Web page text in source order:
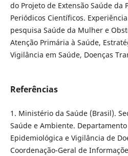
do Projeto de Extensão Saúde da
Periódicos Científicos.
pesquisa Saúde da Mulher e
Atenção Primária à Saúde,
Vigilância em Saúde, Doenças
Referências
1. Ministério da Saúde (Brasil).
Saúde e Ambiente.
Epidemiológica e Vigilância de
Coordenação-Geral de